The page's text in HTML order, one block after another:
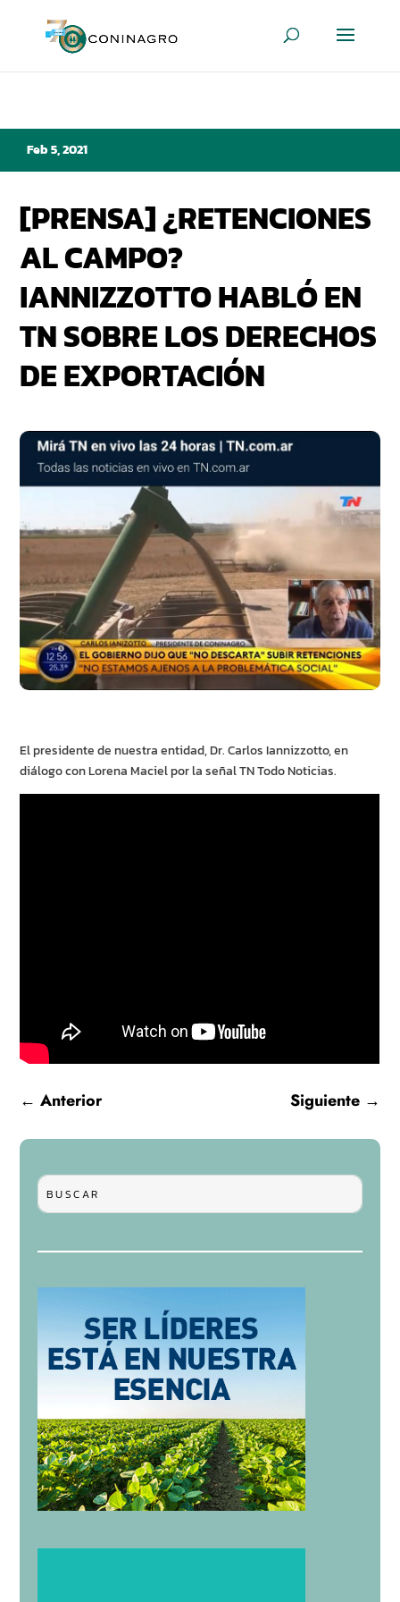
Feb 5, 2021
[PRENSA] ¿RETENCIONES
AL CAMPO?
IANNIZZOTTO HABLÓ EN
TN SOBRE LOS DERECHOS
DE EXPORTACIÓN
El presidente de nuestra entidad, Dr. Carlos Iannizzotto, en
diálogo con Lorena Maciel por la señal TN Todo Noticias.
←Anterior Siguiente→